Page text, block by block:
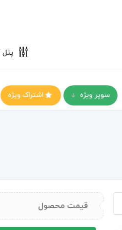
پنل
سوپر ویژه اشتراک ویژه
قیمت محصول